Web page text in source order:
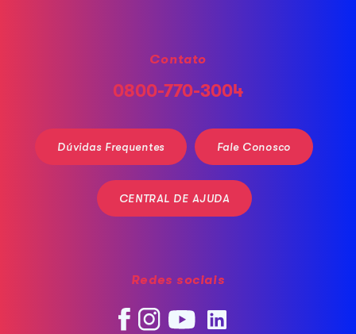
Contato
0800-770-3004
Dúvidas Frequentes Fale Conosco
CENTRAL DE AJUDA
Redes sociais